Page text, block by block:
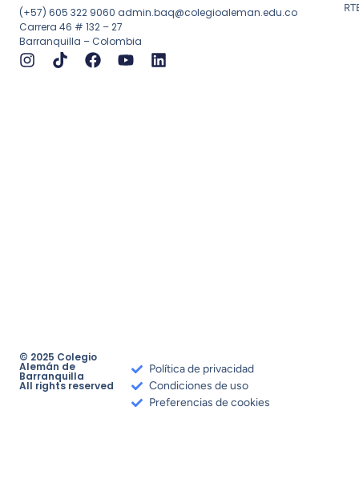
(+57) 605 322 9060 admin.baq@colegioaleman.edu.co
Carrera 46 # 132 – 27
Barranquilla – Colombia
© 2025 Colegio
Alemán de
Barranquilla
All rights reserved
Política de privacidad
Condiciones de uso
Preferencias de cookies